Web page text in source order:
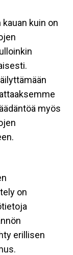
kuin on
myös
on
erillisen